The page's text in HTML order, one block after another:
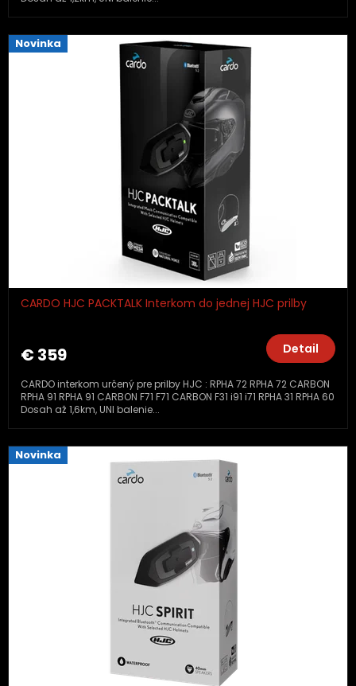
Novinka
CARDO HJC PACKTALK Interkom do jednej HJC prilby
€ 359 Detail
CARDO interkom určený pre prilby HJC : RPHA 72 RPHA 72 CARBON
RPHA 91 RPHA 91 CARBON F71 F71 CARBON F31 i91 i71 RPHA 31 RPHA 60
Dosah až 1,6km, UNI balenie...
Novinka